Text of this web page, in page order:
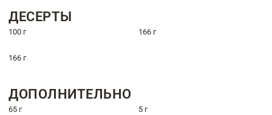
ДЕСЕРТЫ
100 г 166 г
166 г
ДОПОЛНИТЕЛЬНО
65 г 5 г